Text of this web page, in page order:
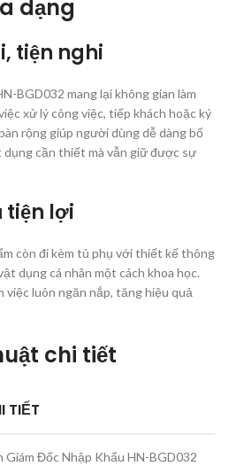
dạng
tiện nghi
BGD032 mang lại không gian làm
xử lý công việc, tiếp khách hoặc ký
rộng giúp người dùng dễ dàng bố
dụng cần thiết mà vẫn giữ được sự
tiện lợi
còn đi kèm tủ phụ với thiết kế thông
dụng cá nhân một cách khoa học.
việc luôn ngăn nắp, tăng hiệu quả
chi tiết
TIẾT
Giám Đốc Nhập Khẩu HN-BGD032